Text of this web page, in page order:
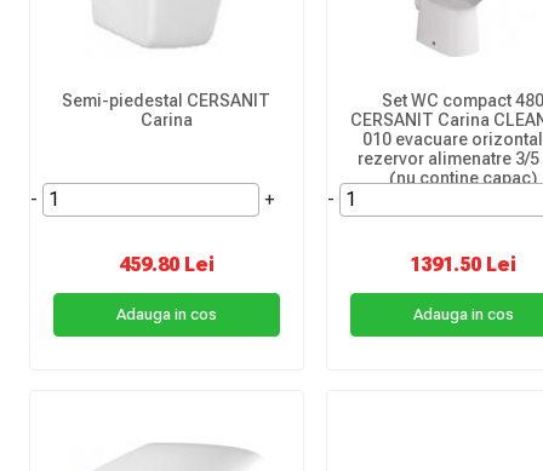
Semi-piedestal CERSANIT
Carina
- +
459.80 Lei
Adauga in cos
Set WC compact
CERSANIT Carina
010 evacuare
rezervor alimenatre 3/
(nu contine capac)
-
1391.50 Lei
Adauga in cos